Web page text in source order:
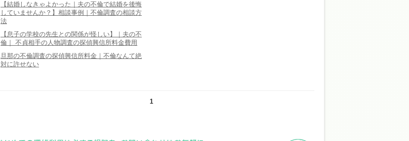
【結婚しなきゃよかった｜夫の不倫で結婚を後悔
していませんか？】相談事例｜不倫調査の相談方
法
【息子の学校の先生との関係が怪しい】｜夫の不
倫｜ 不貞相手の人物調査の探偵興信所料金費用
旦那の不倫調査の探偵興信所料金｜不倫なんて絶
対に許せない
1